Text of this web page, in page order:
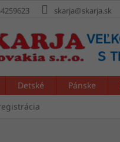
skarja@skarja.sk
Detské Pánske